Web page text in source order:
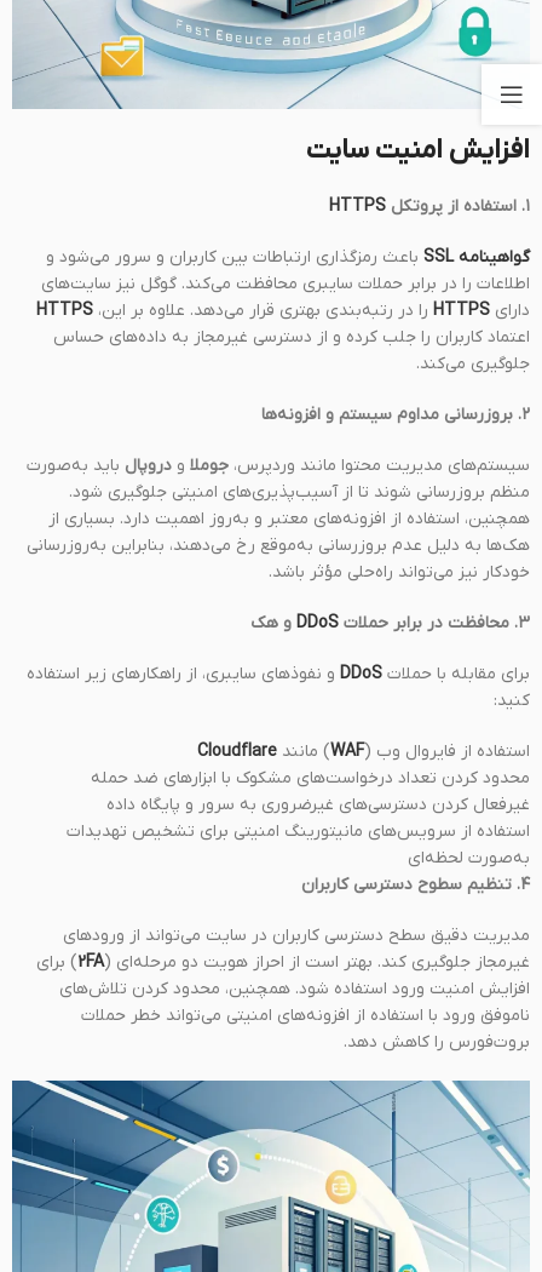
افزایش امنیت سایت
۱. استفاده از پروتکل
گواهینامه SSL
باعث رمزگذاری ارتباطات بین کاربران و سرور می‌شود و
اطلاعات را در برابر حملات سایبری محافظت می‌کند. گوگل نیز سایت‌های
دارای HTTPS را در رتبه‌بندی بهتری قرار می‌دهد. علاوه بر این، HTTPS
اعتماد کاربران را جلب کرده و از دسترسی غیرمجاز به داده‌های حساس
جلوگیری می‌کند.
۲. بروزرسانی مداوم سیستم و افزونه‌ها
سیستم‌های مدیریت محتوا مانند وردپرس، جوملا و دروپال باید به‌صورت
منظم بروزرسانی شوند تا از آسیب‌پذیری‌های امنیتی جلوگیری شود.
همچنین، استفاده از افزونه‌های معتبر و به‌روز اهمیت دارد. بسیاری از
هک‌ها به دلیل عدم بروزرسانی به‌موقع رخ می‌دهند، بنابراین به‌روزرسانی
خودکار نیز می‌تواند راه‌حلی مؤثر باشد.
۳. محافظت در برابر حملات DDoS و هک
برای مقابله با حملات DDoS و نفوذهای سایبری، از راهکارهای زیر استفاده
کنید:
استفاده از فایروال وب (WAF) مانند Cloudflare
محدود کردن تعداد درخواست‌های مشکوک با ابزارهای ضد حمله
غیرفعال کردن دسترسی‌های غیرضروری به سرور و پایگاه داده
استفاده از سرویس‌های مانیتورینگ امنیتی برای تشخیص تهدیدات
به‌صورت لحظه‌ای
۴. تنظیم سطوح دسترسی کاربران
مدیریت دقیق سطح دسترسی کاربران در سایت می‌تواند از ورودهای
غیرمجاز جلوگیری کند. بهتر است از احراز هویت دو مرحله‌ای (2FA) برای
افزایش امنیت ورود استفاده شود. همچنین، محدود کردن تلاش‌های
ناموفق ورود با استفاده از افزونه‌های امنیتی می‌تواند خطر حملات
بروت‌فورس را کاهش دهد.